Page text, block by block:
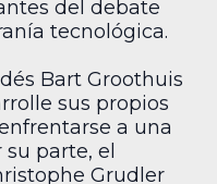
del debate
tecnológica.
Bart Groothuis
sus propios
a una
parte, el
Grudler